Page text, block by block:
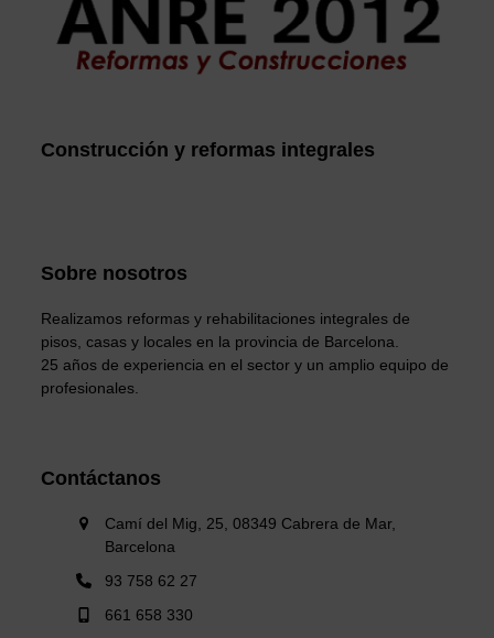
Construcción y reformas integrales
Sobre nosotros
Realizamos reformas y rehabilitaciones integrales de
pisos, casas y locales en la provincia de Barcelona.
25 años de experiencia en el sector y un amplio equipo de
profesionales.
Contáctanos
Camí del Mig, 25, 08349 Cabrera de Mar,
Barcelona
93 758 62 27
661 658 330